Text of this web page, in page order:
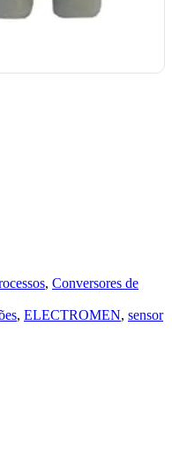
, Conversores de
, ELECTROMEN, sensor